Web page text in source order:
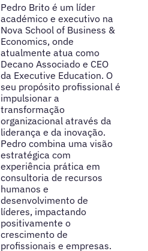
Pedro Brito é um líder
académico e executivo na
Nova School of Business &
Economics, onde
atualmente atua como
Decano Associado e CEO
da Executive Education. O
seu propósito profissional é
impulsionar a
transformação
organizacional através da
liderança e da inovação.
Pedro combina uma visão
estratégica com
experiência prática em
consultoria de recursos
humanos e
desenvolvimento de
líderes, impactando
positivamente o
crescimento de
profissionais e empresas.